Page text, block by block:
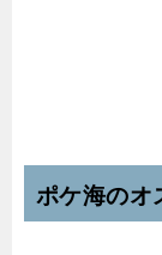
ポケ海のオ